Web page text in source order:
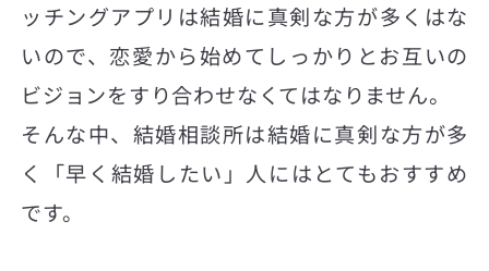
ッチングアプリは結婚に真剣な方が多くはな
いので、恋愛から始めてしっかりとお互いの
ビジョンをすり合わせなくてはなりません。
そんな中、結婚相談所は結婚に真剣な方が多
く「早く結婚したい」人にはとてもおすすめ
です。